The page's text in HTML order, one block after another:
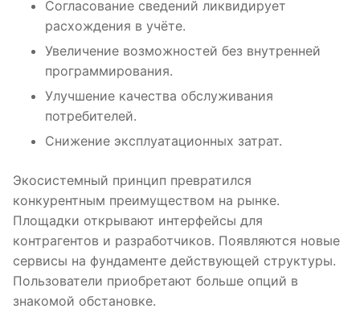
Согласование сведений ликвидирует
расхождения в учёте.
Увеличение возможностей без внутренней
программирования.
Улучшение качества обслуживания
потребителей.
Снижение эксплуатационных затрат.
Экосистемный принцип превратился
конкурентным преимуществом на рынке.
Площадки открывают интерфейсы для
контрагентов и разработчиков. Появляются новые
сервисы на фундаменте действующей структуры.
Пользователи приобретают больше опций в
знакомой обстановке.